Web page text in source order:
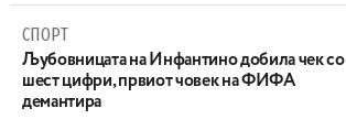
СПОРТ
Љубовницата на Инфантино добила чек со
шест цифри, првиот човек на ФИФА
демантира